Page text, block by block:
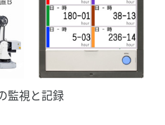
監視と記録